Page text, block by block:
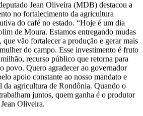
Jean Oliveira (MDB) destacou a
no fortalecimento da agricultura
do café no estado. “Hoje é um dia
de Moura. Estamos entregando mudas
que vão fortalecer a produção e gerar mais
do campo. Esse investimento é fruto
recurso público que retorna para
povo. Quero agradecer ao governador
apoio constante ao nosso mandato e
da agricultura de Rondônia. Quando o
juntos, quem ganha é o produtor
Oliveira.